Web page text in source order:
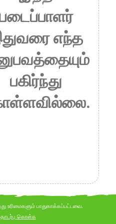
எந்த
பகிர்ந்து
கொள்க
உரிமைகளும் பாதுகாக்கப்பட்டவை.